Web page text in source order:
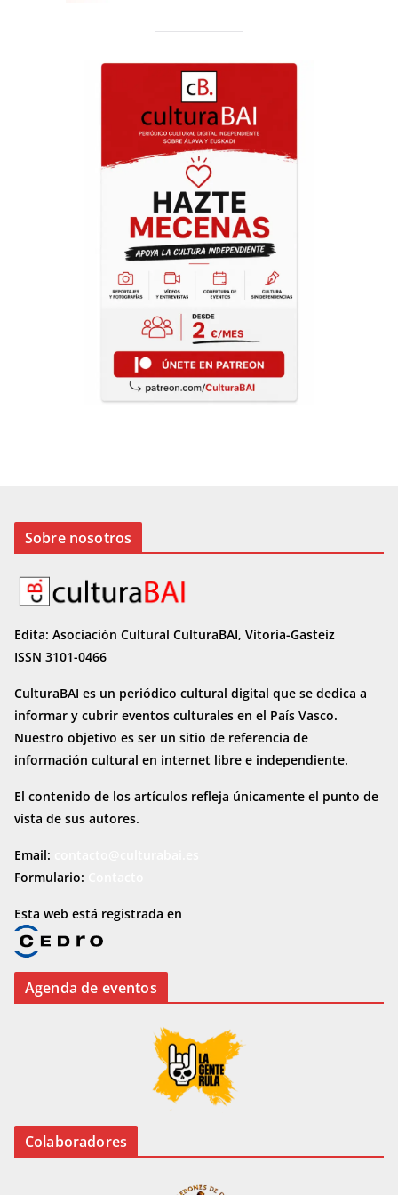
Sobre nosotros
Edita: Asociación Cultural CulturaBAI, Vitoria-Gasteiz
ISSN 3101-0466
CulturaBAI es un periódico cultural digital que se dedica a
informar y cubrir eventos culturales en el País Vasco.
Nuestro objetivo es ser un sitio de referencia de
información cultural en internet libre e independiente.
El contenido de los artículos refleja únicamente el punto de
vista de sus autores.
Email:
Formulario:
Esta web está registrada en
Agenda de eventos
Colaboradores